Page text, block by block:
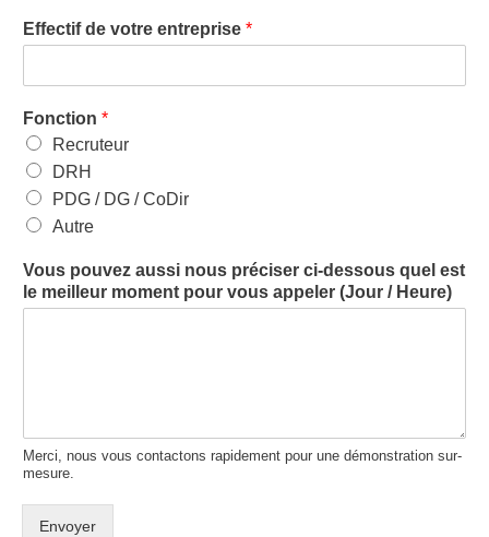
Effectif de votre entreprise *
Fonction *
Recruteur
DRH
PDG / DG / CoDir
Autre
Vous pouvez aussi nous préciser ci-dessous quel est
le meilleur moment pour vous appeler (Jour / Heure)
Merci, nous vous contactons rapidement pour une démonstration sur-
mesure.
Envoyer